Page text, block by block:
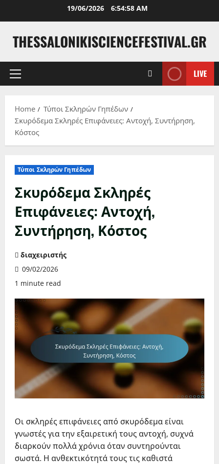
19/06/2026 6:54:59 AM
THESSALONIKISCIENCEFESTIVAL.GR
Primary
LIVE
Home
Τύποι Σκληρών Γηπέδων
Σκυρόδεμα Σκληρές Επιφάνειες: Αντοχή, Συντήρηση,
Κόστος
Τύποι Σκληρών Γηπέδων
Σκυρόδεμα Σκληρές
Επιφάνειες: Αντοχή,
Συντήρηση, Κόστος
διαχειριστής
09/02/2026
1 minute read
Οι σκληρές επιφάνειες από σκυρόδεμα είναι
γνωστές για την εξαιρετική τους αντοχή, συχνά
διαρκούν πολλά χρόνια όταν συντηρούνται
σωστά. Η ανθεκτικότητά τους τις καθιστά